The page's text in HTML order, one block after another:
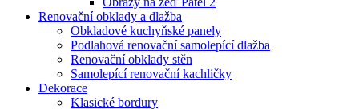
Renovační obklady a dlažba
Obkladové kuchyňské panely
Podlahová renovační samolepící dlažba
Renovační obklady stěn
Samolepící renovační kachličky
Dekorace
Klasické bordury